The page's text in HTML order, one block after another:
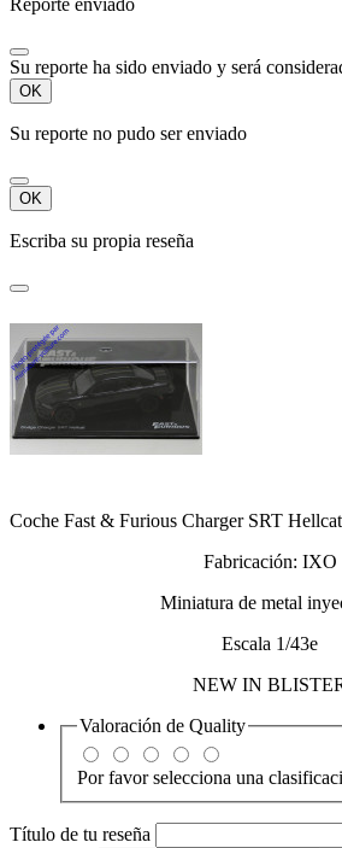
Su reporte ha sido enviado y será
OK
Su reporte no pudo ser enviado
OK
Escriba su propia reseña
Coche Fast & Furious Charger SRT Hellcat
Fabricación: IXO
Miniatura de metal
Escala 1/43e
NEW IN
Valoración de Quality
Por favor selecciona una
Título de tu reseña